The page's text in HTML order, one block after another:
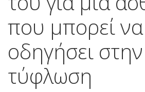
που μπορεί να
οδηγήσει στην
τύφλωση